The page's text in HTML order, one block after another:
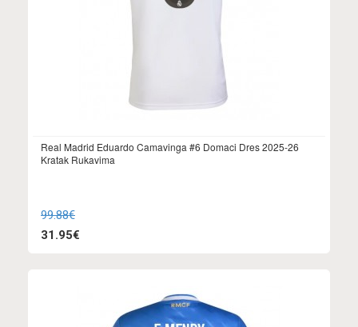
Real Madrid Eduardo Camavinga #6 Domaci Dres 2025-26
Kratak Rukavima
99.88€
31.95€